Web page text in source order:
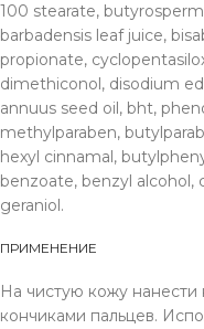
100 stearate,
barbadensis leaf juice,
propionate,
dimethiconol, disodium
annuus seed oil, bht,
methylparaben,
hexyl cinnamal,
benzoate, benzyl alcohol,
geraniol.
ПРИМЕНЕНИЕ
На чистую кожу нанести
кончиками пальцев.